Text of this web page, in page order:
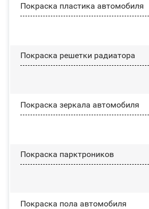
Покраска пластика автомобиля
Покраска решетки радиатора
Покраска зеркала автомобиля
Покраска парктроников
Покраска пола автомобиля